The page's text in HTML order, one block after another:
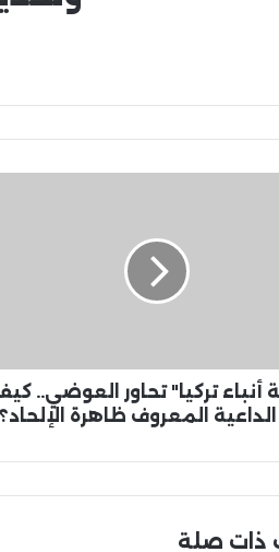
أنباء تركيا" تحاور العوضي..
الداعية المعروف ظاهرة الإلحاد؟
ذات صلة